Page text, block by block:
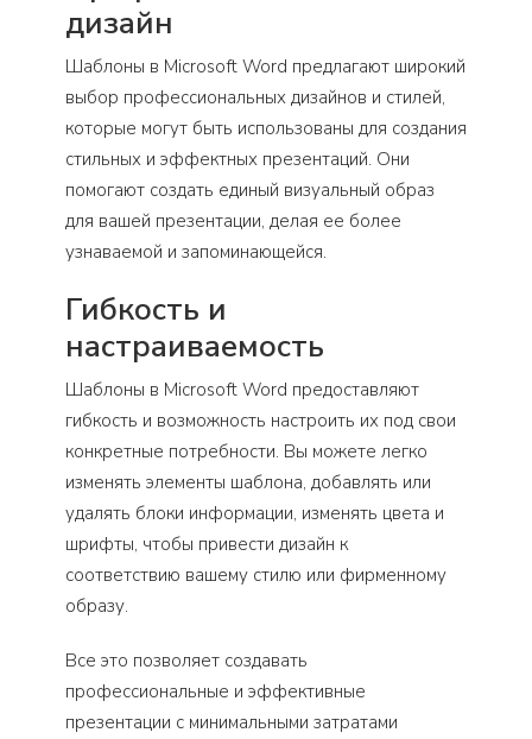
дизайн
Шаблоны в Microsoft Word предлагают широкий
выбор профессиональных дизайнов и стилей,
которые могут быть использованы для создания
стильных и эффектных презентаций. Они
помогают создать единый визуальный образ
для вашей презентации, делая ее более
узнаваемой и запоминающейся.
Гибкость и
настраиваемость
Шаблоны в Microsoft Word предоставляют
гибкость и возможность настроить их под свои
конкретные потребности. Вы можете легко
изменять элементы шаблона, добавлять или
удалять блоки информации, изменять цвета и
шрифты, чтобы привести дизайн к
соответствию вашему стилю или фирменному
образу.
Все это позволяет создавать
профессиональные и эффективные
презентации с минимальными затратами